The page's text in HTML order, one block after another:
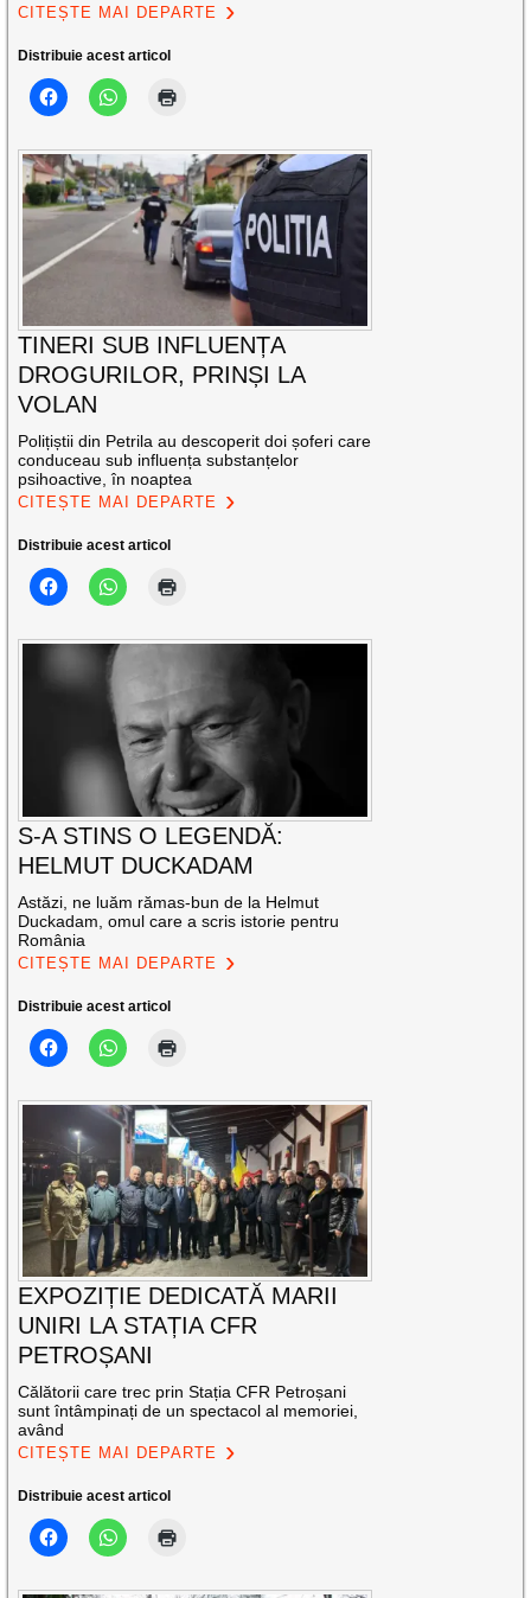
CITEȘTE MAI DEPARTE
Distribuie acest articol
TINERI SUB INFLUENȚA
DROGURILOR, PRINȘI LA
VOLAN
Polițiștii din Petrila au descoperit doi șoferi care
conduceau sub influența substanțelor
psihoactive, în noaptea
CITEȘTE MAI DEPARTE
Distribuie acest articol
S-A STINS O LEGENDĂ:
HELMUT DUCKADAM
Astăzi, ne luăm rămas-bun de la Helmut
Duckadam, omul care a scris istorie pentru
România
CITEȘTE MAI DEPARTE
Distribuie acest articol
EXPOZIȚIE DEDICATĂ MARII
UNIRI LA STAȚIA CFR
PETROȘANI
Călătorii care trec prin Stația CFR Petroșani
sunt întâmpinați de un spectacol al memoriei,
având
CITEȘTE MAI DEPARTE
Distribuie acest articol